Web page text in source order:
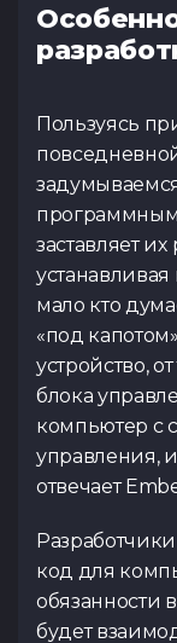
Пользуясь
программным
заставляет
мало кто
«под
устройство,
блока
компьютер с
управления,
отвечает
код для
обязанности
будет